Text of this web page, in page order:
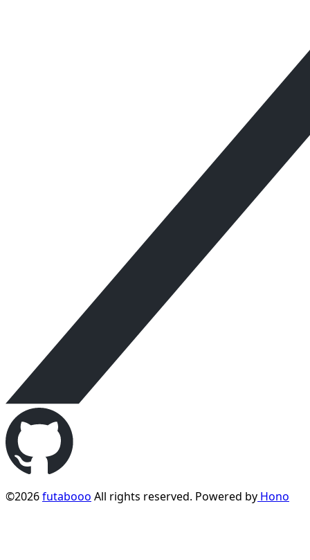
©2026futabooo All rights reserved. Powered by Hono